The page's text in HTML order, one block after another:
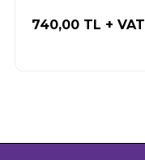
740,00 TL + VAT